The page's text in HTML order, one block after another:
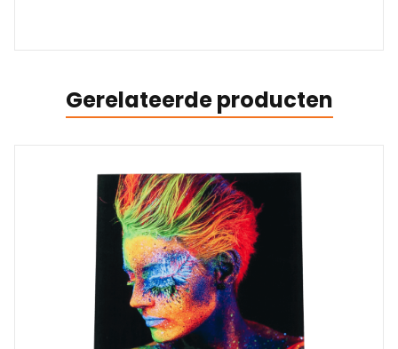
Gerelateerde producten